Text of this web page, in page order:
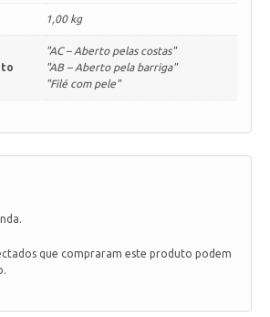
1,00 kg
"AC – Aberto pelas costas"
"AB – Aberto pela barriga"
"Filé com pele"
que compraram este produto podem